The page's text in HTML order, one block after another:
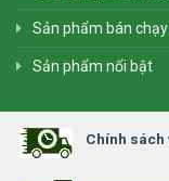
Sản phẩm bán chạy
Sản phẩm nổi bật
Chính sách